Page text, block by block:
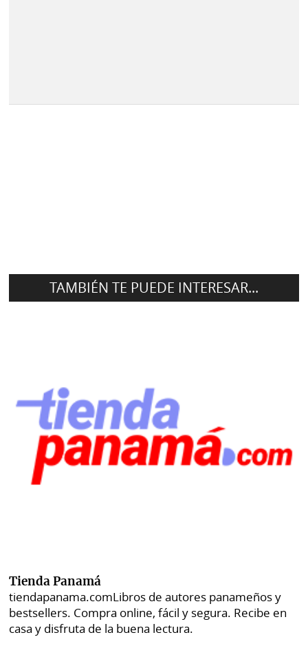
TAMBIÉN TE PUEDE INTERESAR...
Tienda Panamá
tiendapanama.comLibros de autores panameños y
bestsellers. Compra online, fácil y segura. Recibe en
casa y disfruta de la buena lectura.